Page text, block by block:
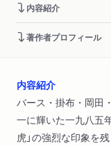
内容紹介
著作者プロフィール
内容紹介
バース・掛布・岡田
一に輝いた一九八五
虎」の強烈な印象を